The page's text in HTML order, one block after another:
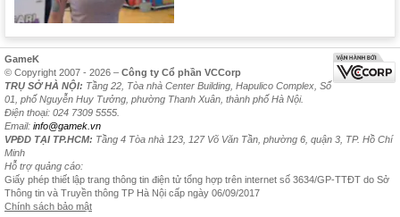
GameK
© Copyright 2007 - 2026 – Công ty Cổ phần VCCorp
TRỤ SỞ HÀ NỘI: Tầng 22, Tòa nhà Center Building, Hapulico Complex, Số
01, phố Nguyễn Huy Tưởng, phường Thanh Xuân, thành phố Hà Nội.
Điện thoại: 024 7309 5555.
Email: info@gamek.vn
VPĐD TẠI TP.HCM: Tầng 4 Tòa nhà 123, 127 Võ Văn Tần, phường 6, quận 3, TP. Hồ Chí
Minh
Hỗ trợ quảng cáo:
Giấy phép thiết lập trang thông tin điện tử tổng hợp trên internet số 3634/GP-TTĐT do Sở
Thông tin và Truyền thông TP Hà Nội cấp ngày 06/09/2017
Chính sách bảo mật